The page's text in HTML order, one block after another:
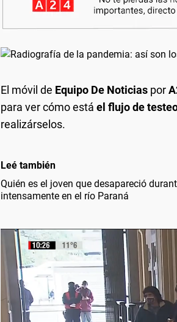
El móvil de Equipo De Noticias por
para ver cómo está el flujo de
realizárselos.
Leé también
Quién es el joven que desapareció
intensamente en el río Paraná